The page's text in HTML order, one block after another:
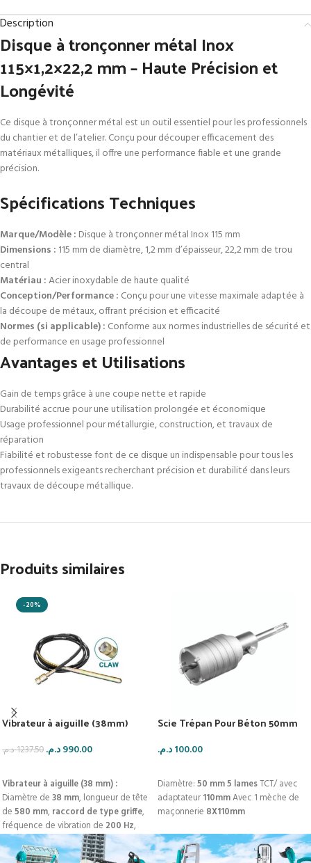
Description
Disque à tronçonner métal Inox
115×1,2×22,2 mm – Haute Précision et
Longévité
Ce disque à tronçonner métal est un outil essentiel pour les professionnels
du chantier et de l’atelier. Conçu pour découper efficacement des
matériaux métalliques, il offre une performance fiable et une grande
précision.
Spécifications Techniques
Marque/Modèle : Disque à tronçonner métal Inox 115 mm
Dimensions : 115 mm de diamètre, 1,2 mm d’épaisseur, 22,2 mm de trou
central
Matériau :Acier inoxydable de haute qualité
Conception/Performance : Conçu pour une vitesse maximale adaptée à
la découpe de métaux, offrant précision et efficacité
Normes (si applicable) : Conforme aux normes industrielles de sécurité et
de performance en usage professionnel
Avantages et Utilisations
Gain de temps grâce à une coupe nette et rapide
Durabilité accrue pour une utilisation prolongée et économique
Usage professionnel pour métallurgie, construction, et travaux de
réparation
Fiabilité et robustesse font de ce disque un indispensable pour tous les
professionnels exigeants recherchant précision et durabilité dans leurs
travaux de découpe métallique.
Produits similaires
-20%
Vibrateur à aiguille (38mm)
1237.50د.م. 990.00د.م.
Vibrateur à aiguille (38 mm) :
Diamètre de 38 mm, longueur de tête
de 580 mm, raccord de type griffe,
fréquence de vibration de 200 Hz,
amplitude de vibration de12 mm
Le
Vibrateur de Perfromance.. à aiguille
Scie Trépan Pour Béton 50mm
100.00د.م.
Diamètre: 50 mm5 lamesTCT/ avec
adaptateur 110mmAvec 1 mèche de
maçonnerie 8X110mm